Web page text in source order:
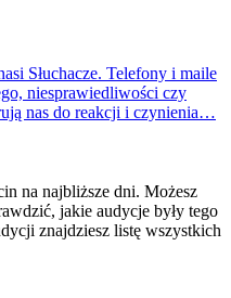
Słuchacze. Telefony i maile
niesprawiedliwości czy
nas do reakcji i czynienia…
na najbliższe dni. Możesz
jakie audycje były tego
znajdziesz listę wszystkich